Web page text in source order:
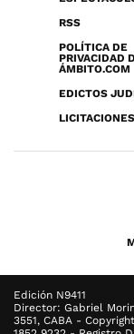
RSS
POLÍTICA DE
PRIVACIDAD
ÁMBITO.COM
EDICTOS
LICITACIONES
Edición N9411
Director: Gabriel
3551, CABA -